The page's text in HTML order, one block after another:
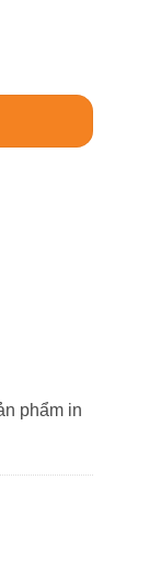
phẩm in